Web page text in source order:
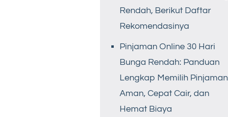
Rendah, Berikut Daftar
Rekomendasinya
Pinjaman Online 30 Hari
Bunga Rendah: Panduan
Lengkap Memilih Pinjaman
Aman, Cepat Cair, dan
Hemat Biaya